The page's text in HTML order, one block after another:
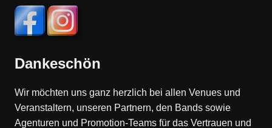
Dankeschön
Wir möchten uns ganz herzlich bei allen Venues und
Veranstaltern, unseren Partnern, den Bands sowie
Agenturen und Promotion-Teams für das Vertrauen und